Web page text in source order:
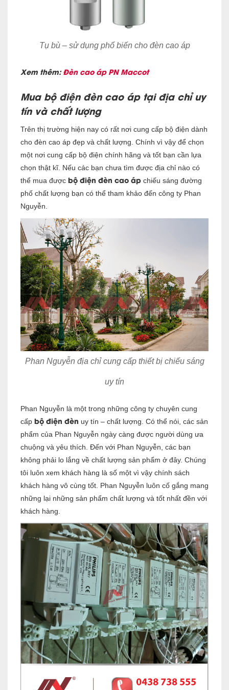
Tụ bù – sử dụng phổ biến cho đèn cao áp
Xem thêm:Đèn cao áp PN Maccot
Mua bộ điện đèn cao áp tại địa chỉ uy
tín và chất lượng
Trên thị trường hiện nay có rất nơi cung cấp bộ điện dành
cho đèn cao áp đẹp và chất lượng. Chính vì vậy để chọn
một nơi cung cấp bộ điện chính hãng và tốt bạn cần lựa
chọn thật kĩ. Nếu các bạn chưa tìm được địa chỉ nào có
thể mua được bộ điện đèn cao áp chiếu sáng đường
phố chất lượng bạn có thể tham khảo đến công ty Phan
Nguyễn.
Phan Nguyễn địa chỉ cung cấp thiết bị chiếu sáng
uy tín
Phan Nguyễn là một trong những công ty chuyên cung
cấp bộ điện đèn uy tín – chất lượng. Có thể nói, các sản
phẩm của Phan Nguyễn ngày càng được người dùng ưa
chuộng và yêu thích. Đến với Phan Nguyễn, các bạn
không phải lo lắng về chất lượng sản phẩm ở đây. Chúng
tôi luôn xem khách hàng là số một vì vậy chính sách
khách hàng vô cùng tốt. Phan Nguyễn luôn cố gắng mang
những lại những sản phẩm chất lượng và tốt nhất đền với
khách hàng.